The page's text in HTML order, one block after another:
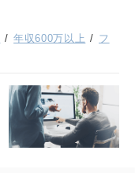
年収600万以上
フ